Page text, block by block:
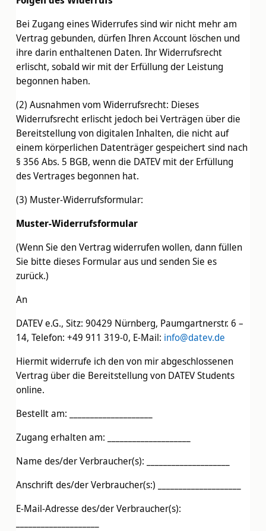
Bei Zugang eines Widerrufes sind wir nicht mehr am
Vertrag gebunden, dürfen Ihren Account löschen und
ihre darin enthaltenen Daten. Ihr Widerrufsrecht
erlischt, sobald wir mit der Erfüllung der Leistung
begonnen haben.
(2) Ausnahmen vom Widerrufsrecht: Dieses
Widerrufsrecht erlischt jedoch bei Verträgen über die
Bereitstellung von digitalen Inhalten, die nicht auf
einem körperlichen Datenträger gespeichert sind nach
§ 356 Abs. 5 BGB, wenn die DATEV mit der Erfüllung
des Vertrages begonnen hat.
(3) Muster-Widerrufsformular:
Muster-Widerrufsformular
(Wenn Sie den Vertrag widerrufen wollen, dann füllen
Sie bitte dieses Formular aus und senden Sie es
zurück.)
An
DATEV e.G., Sitz: 90429 Nürnberg, Paumgartnerstr. 6 –
14, Telefon: +49 911 319-0, E-Mail: info@datev.de
Hiermit widerrufe ich den von mir abgeschlossenen
Vertrag über die Bereitstellung von DATEV Students
online.
Bestellt am: ____________________
Zugang erhalten am: ____________________
Name des/der Verbraucher(s): ____________________
Anschrift des/der Verbraucher(s:) ____________________
E-Mail-Adresse des/der Verbraucher(s):